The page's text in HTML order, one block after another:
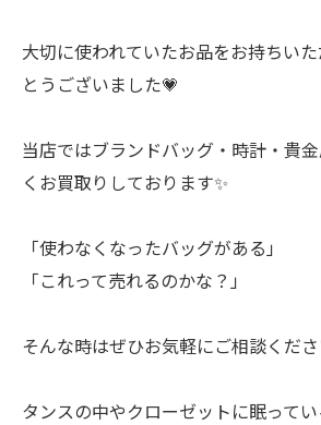
大切に使われていたお品をお持ちい
とうございました💗
当店ではブランドバッグ・時計・貴
くお買取りしております✨
「使わなくなったバッグがある」
「これって売れるのかな？」
そんな時はぜひお気軽にご相談くださ
タンスの中やクローゼットに眠って